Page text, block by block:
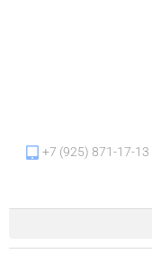
+7 (925) 871-17-